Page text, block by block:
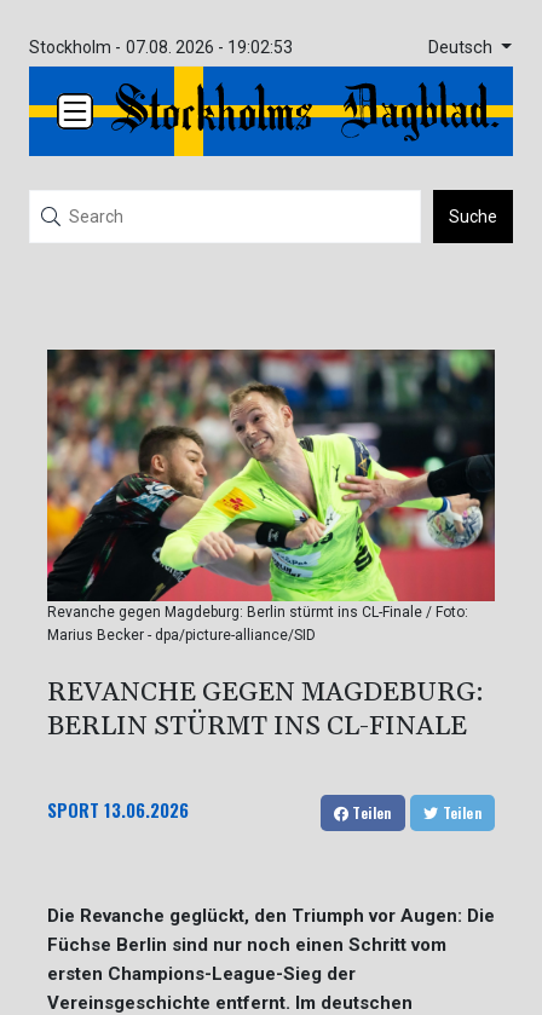
Stockholm - 07.08. 2026 - 19:02:53 Deutsch
Suche
Revanche gegen Magdeburg: Berlin stürmt ins CL-Finale / Foto:
Marius Becker - dpa/picture-alliance/SID
REVANCHE GEGEN MAGDEBURG:
BERLIN STÜRMT INS CL-FINALE
SPORT 13.06.2026 Teilen Teilen
Die Revanche geglückt, den Triumph vor Augen: Die
Füchse Berlin sind nur noch einen Schritt vom
ersten Champions-League-Sieg der
Vereinsgeschichte entfernt. Im deutschen